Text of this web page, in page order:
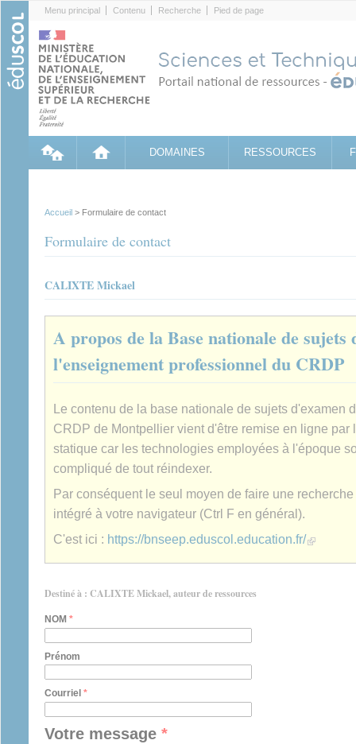
Menu principal Contenu Recherche Pied de page
DOMAINES RESSOURCES
Accueil > Formulaire de contact
Formulaire de contact
CALIXTE Mickael
A propos de la Base nationale de sujets
l'enseignement professionnel du CRDP
Le contenu de la base nationale de sujets d'examen
CRDP de Montpellier vient d'être remise en ligne par
statique car les technologies employées à l'époque
compliqué de tout réindexer.
Par conséquent le seul moyen de faire une
intégré à votre navigateur (Ctrl F en général).
C'est ici : https://bnseep.eduscol.education.fr/(link is
Destiné à : CALIXTE Mickael, auteur de ressources
NOM *
Prénom
Courriel *
Votre message *